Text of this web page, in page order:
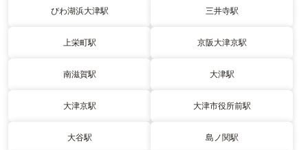
びわ湖浜大津駅 三井寺駅
上栄町駅 京阪大津京駅
南滋賀駅 大津駅
大津京駅 大津市役所前駅
大谷駅 島ノ関駅